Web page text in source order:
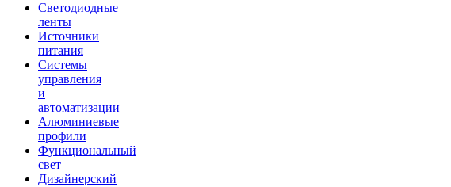
Светодиодные
ленты
Источники
питания
Системы
управления
и
автоматизации
Алюминиевые
профили
Функциональный
свет
Дизайнерский